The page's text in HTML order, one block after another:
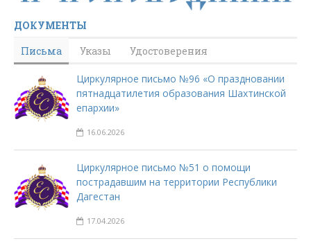
ДОКУМЕНТЫ
Письма
Указы Удостоверения
Циркулярное письмо №96 «О праздновании
пятнадцатилетия образования Шахтинской
епархии»
16.06.2026
Циркулярное письмо №51 о помощи
пострадавшим на территории Республики
Дагестан
17.04.2026